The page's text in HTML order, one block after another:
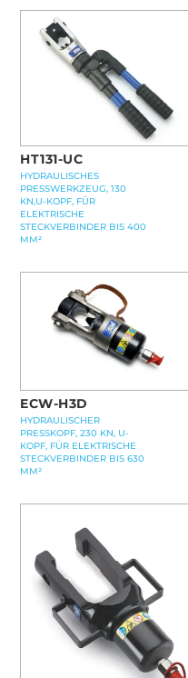
HT131-UC
HYDRAULISCHES
PRESSWERKZEUG, 130
KN,U-KOPF, FÜR
ELEKTRISCHE
STECKVERBINDER BIS 400
MM²
ECW-H3D
HYDRAULISCHER
PRESSKOPF, 230 KN, U-
KOPF, FÜR ELEKTRISCHE
STECKVERBINDER BIS 630
MM²